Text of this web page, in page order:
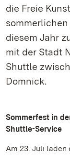
die Freie
sommerlichen
diesem Jahr
mit der Stadt
Shuttle
Domnick.
Sommerfest in
Shuttle-Service
Am 23. Juli laden